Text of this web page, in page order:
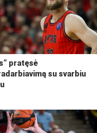
pratęsė
su svarbiu